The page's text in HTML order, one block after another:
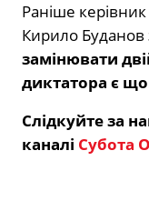
Раніше
Кирило
замінювати
диктатора є
Слідкуйте за
каналі Субота